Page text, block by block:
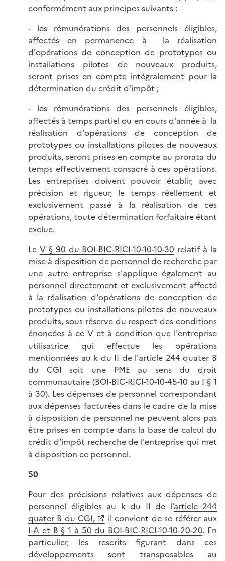
conformément aux principes suivants :
- les rémunérations des personnels éligibles,
affectés en permanence à la réalisation
d'opérations de conception de prototypes ou
installations pilotes de nouveaux produits,
seront prises en compte intégralement pour la
détermination du crédit d'impôt ;
- les rémunérations des personnels éligibles,
affectés à temps partiel ou en cours d'année à la
réalisation d'opérations de conception de
prototypes ou installations pilotes de nouveaux
produits, seront prises en compte au prorata du
temps effectivement consacré à ces opérations.
Les entreprises doivent pouvoir établir, avec
précision et rigueur, le temps réellement et
exclusivement passé à la réalisation de ces
opérations, toute détermination forfaitaire étant
exclue.
Le V § 90 du BOI-BIC-RICI-10-10-10-30 relatif à la
mise à disposition de personnel de recherche par
une autre entreprise s'applique également au
personnel directement et exclusivement affecté
à la réalisation d'opérations de conception de
prototypes ou installations pilotes de nouveaux
produits, sous réserve du respect des conditions
énoncées à ce V et à condition que l'entreprise
utilisatrice qui effectue les opérations
mentionnées au k du II de l'article 244 quater B
du CGI soit une PME au sens du droit
communautaire (BOI-BIC-RICI-10-10-45-10 au I § 1
à 30). Les dépenses de personnel correspondant
aux dépenses facturées dans le cadre de la mise
à disposition de personnel ne peuvent alors pas
être prises en compte dans la base de calcul du
crédit d'impôt recherche de l'entreprise qui met
à disposition ce personnel.
50
Pour des précisions relatives aux dépenses de
personnel éligibles au k du II de l’article 244
quater B du CGI,
il convient de se référer aux
I-A et B § 1 à 50 du BOI-BIC-RICI-10-10-20-20. En
particulier, les rescrits figurant dans ces
développements sont transposables au